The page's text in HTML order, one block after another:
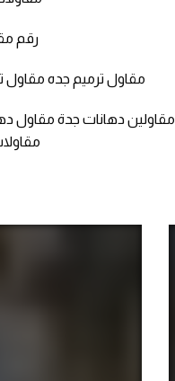
رقم
مقاول ترميم جده
مقاولين دهانات جدة مقاول